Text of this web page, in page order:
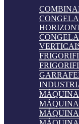
MÁQUINA
MÁQUINA